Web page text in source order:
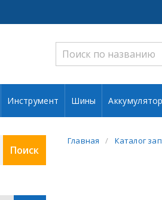
Инструмент Шины
Поиск
Главная Каталог